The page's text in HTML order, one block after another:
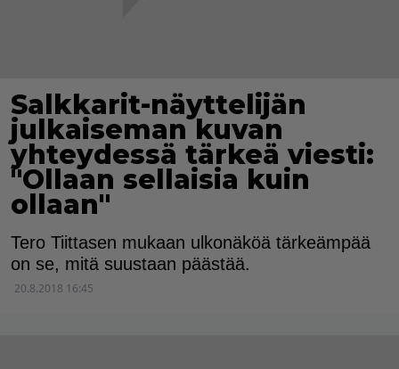
Salkkarit-näyttelijän
julkaiseman kuvan
yhteydessä tärkeä viesti:
"Ollaan sellaisia kuin
ollaan"
Tero Tiittasen mukaan ulkonäköä tärkeämpää
on se, mitä suustaan päästää.
20.8.2018 16:45